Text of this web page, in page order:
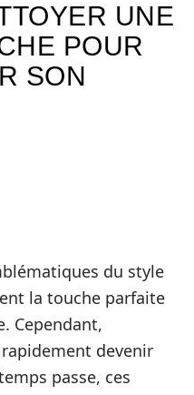
UNE
POUR
SON
du style
la touche parfaite
Cependant,
devenir
passe, ces